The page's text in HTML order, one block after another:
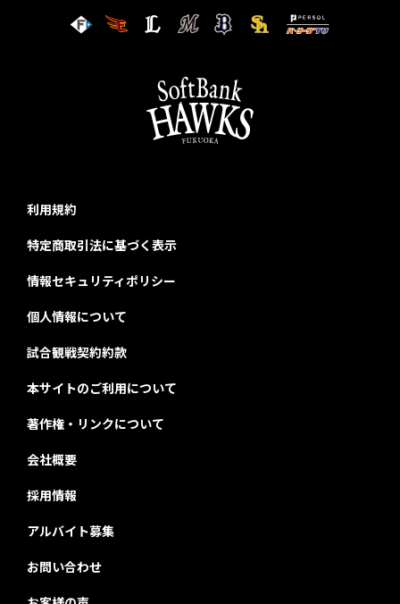
利用規約
特定商取引法に基づく表示
情報セキュリティポリシー
個人情報について
試合観戦契約約款
本サイトのご利用について
著作権・リンクについて
会社概要
採用情報
アルバイト募集
お問い合わせ